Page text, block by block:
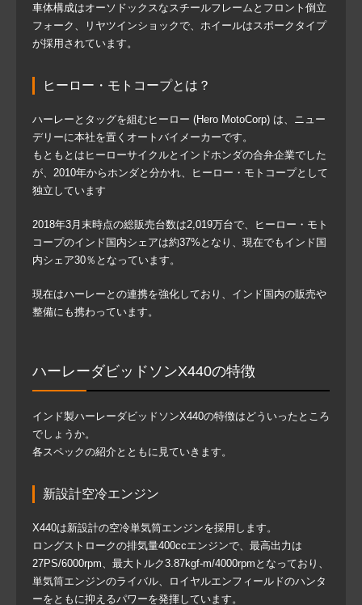
車体構成はオーソドックスなスチールフレームとフロント倒立
フォーク、リヤツインショックで、ホイールはスポークタイプ
が採用されています。
ヒーロー・モトコープとは？
ハーレーとタッグを組むヒーロー (Hero MotoCorp) は、ニュー
デリーに本社を置くオートバイメーカーです。
もともとはヒーローサイクルとインドホンダの合弁企業でした
が、2010年からホンダと分かれ、ヒーロー・モトコープとして
独立しています
2018年3月末時点の総販売台数は2,019万台で、ヒーロー・モト
コープのインド国内シェアは約37%となり、現在でもインド国
内シェア30％となっています。
現在はハーレーとの連携を強化しており、インド国内の販売や
整備にも携わっています。
ハーレーダビッドソンX440の特徴
インド製ハーレーダビッドソンX440の特徴はどういったところ
でしょうか。
各スペックの紹介とともに見ていきます。
新設計空冷エンジン
X440は新設計の空冷単気筒エンジンを採用します。
ロングストロークの排気量400ccエンジンで、最高出力は
27PS/6000rpm、最大トルク3.87kgf-m/4000rpmとなっており、
単気筒エンジンのライバル、ロイヤルエンフィールドのハンタ
ーをともに抑えるパワーを発揮しています。